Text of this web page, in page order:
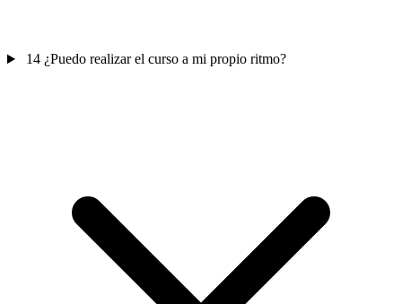
14 ¿Puedo realizar el curso a mi propio ritmo?